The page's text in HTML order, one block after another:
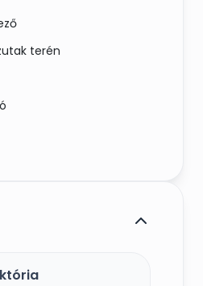
terén
egy helyen mindent
professzionális
költségvetés mellett.